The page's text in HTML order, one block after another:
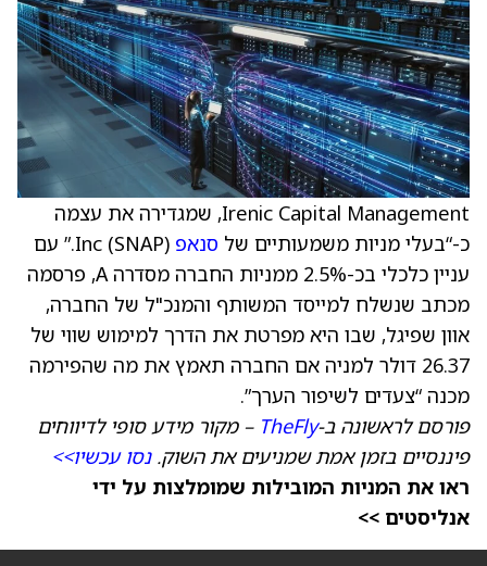
Irenic Capital Management, שמגדירה את עצמה
כ-“בעלי מניות משמעותיים של סנאפ
(SNAP) Inc.” עם
עניין כלכלי בכ-2.5% ממניות החברה מסדרה A, פרסמה
מכתב שנשלח למייסד המשותף והמנכ"ל של החברה,
אוון שפיגל, שבו היא מפרטת את הדרך למימוש שווי של
26.37 דולר למניה אם החברה תאמץ את מה שהפירמה
מכנה “צעדים לשיפור הערך”.
פורסם לראשונה ב-TheFly – מקור מידע סופי לדיווחים
פיננסיים בזמן אמת שמניעים את השוק.נסו עכשיו>>
ראו את המניות המובילות שמומלצות על ידי
אנליסטים >>